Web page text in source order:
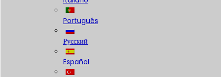
Português
Русский
Español